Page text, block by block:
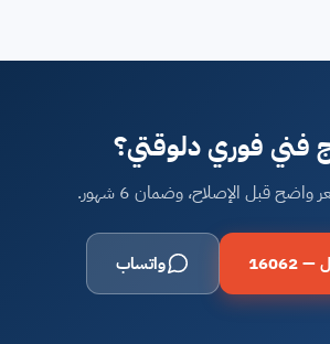
فني فوري دلوقتي؟
قبل الإصلاح، وضمان 6 شهور.
16062 واتساب